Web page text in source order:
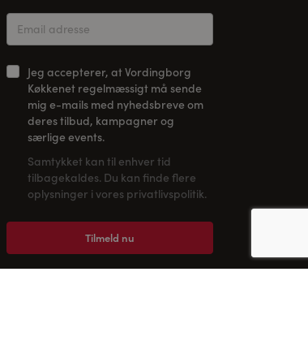
Jeg accepterer, at Vordingborg
Køkkenet regelmæssigt må sende
mig e-mails med nyhedsbreve om
deres tilbud, kampagner og
særlige events.
Samtykket kan til enhver tid
tilbagekaldes. Du kan finde flere
oplysninger i vores privatlivspolitik.
Tilmeld nu